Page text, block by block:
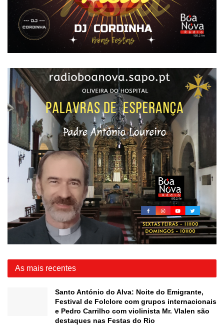
As mais recentes
Santo António do Alva: Noite do Emigrante,
Festival de Folclore com grupos internacionais
e Pedro Carrilho com violinista Mr. Vlalen são
destaques nas Festas do Rio